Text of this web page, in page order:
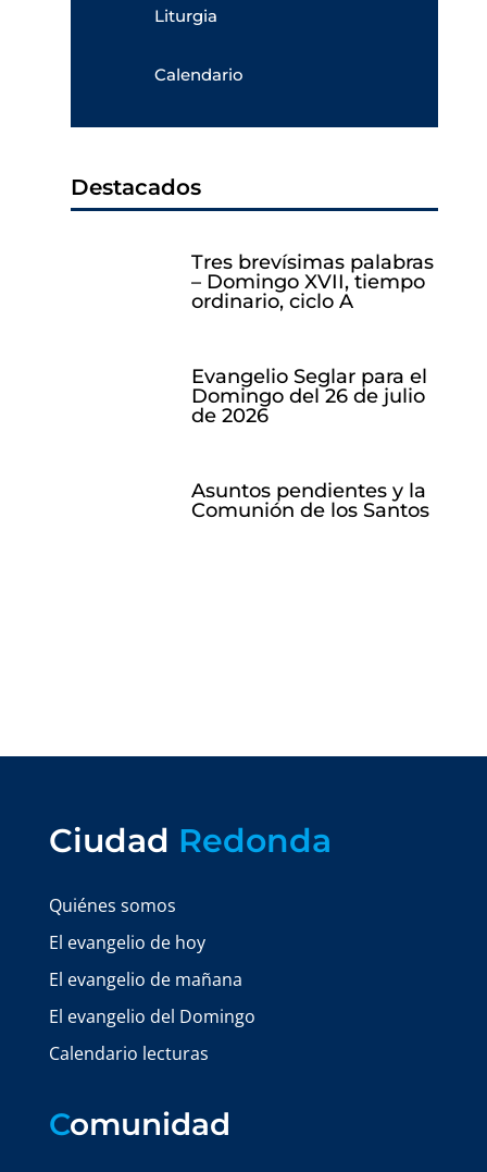
Liturgia
Calendario
Destacados
Tres brevísimas palabras
– Domingo XVII, tiempo
ordinario, ciclo A
Evangelio Seglar para el
Domingo del 26 de julio
de 2026
Asuntos pendientes y la
Comunión de los Santos
Ciudad Redonda
Quiénes somos
El evangelio de hoy
El evangelio de mañana
El evangelio del Domingo
Calendario lecturas
Comunidad